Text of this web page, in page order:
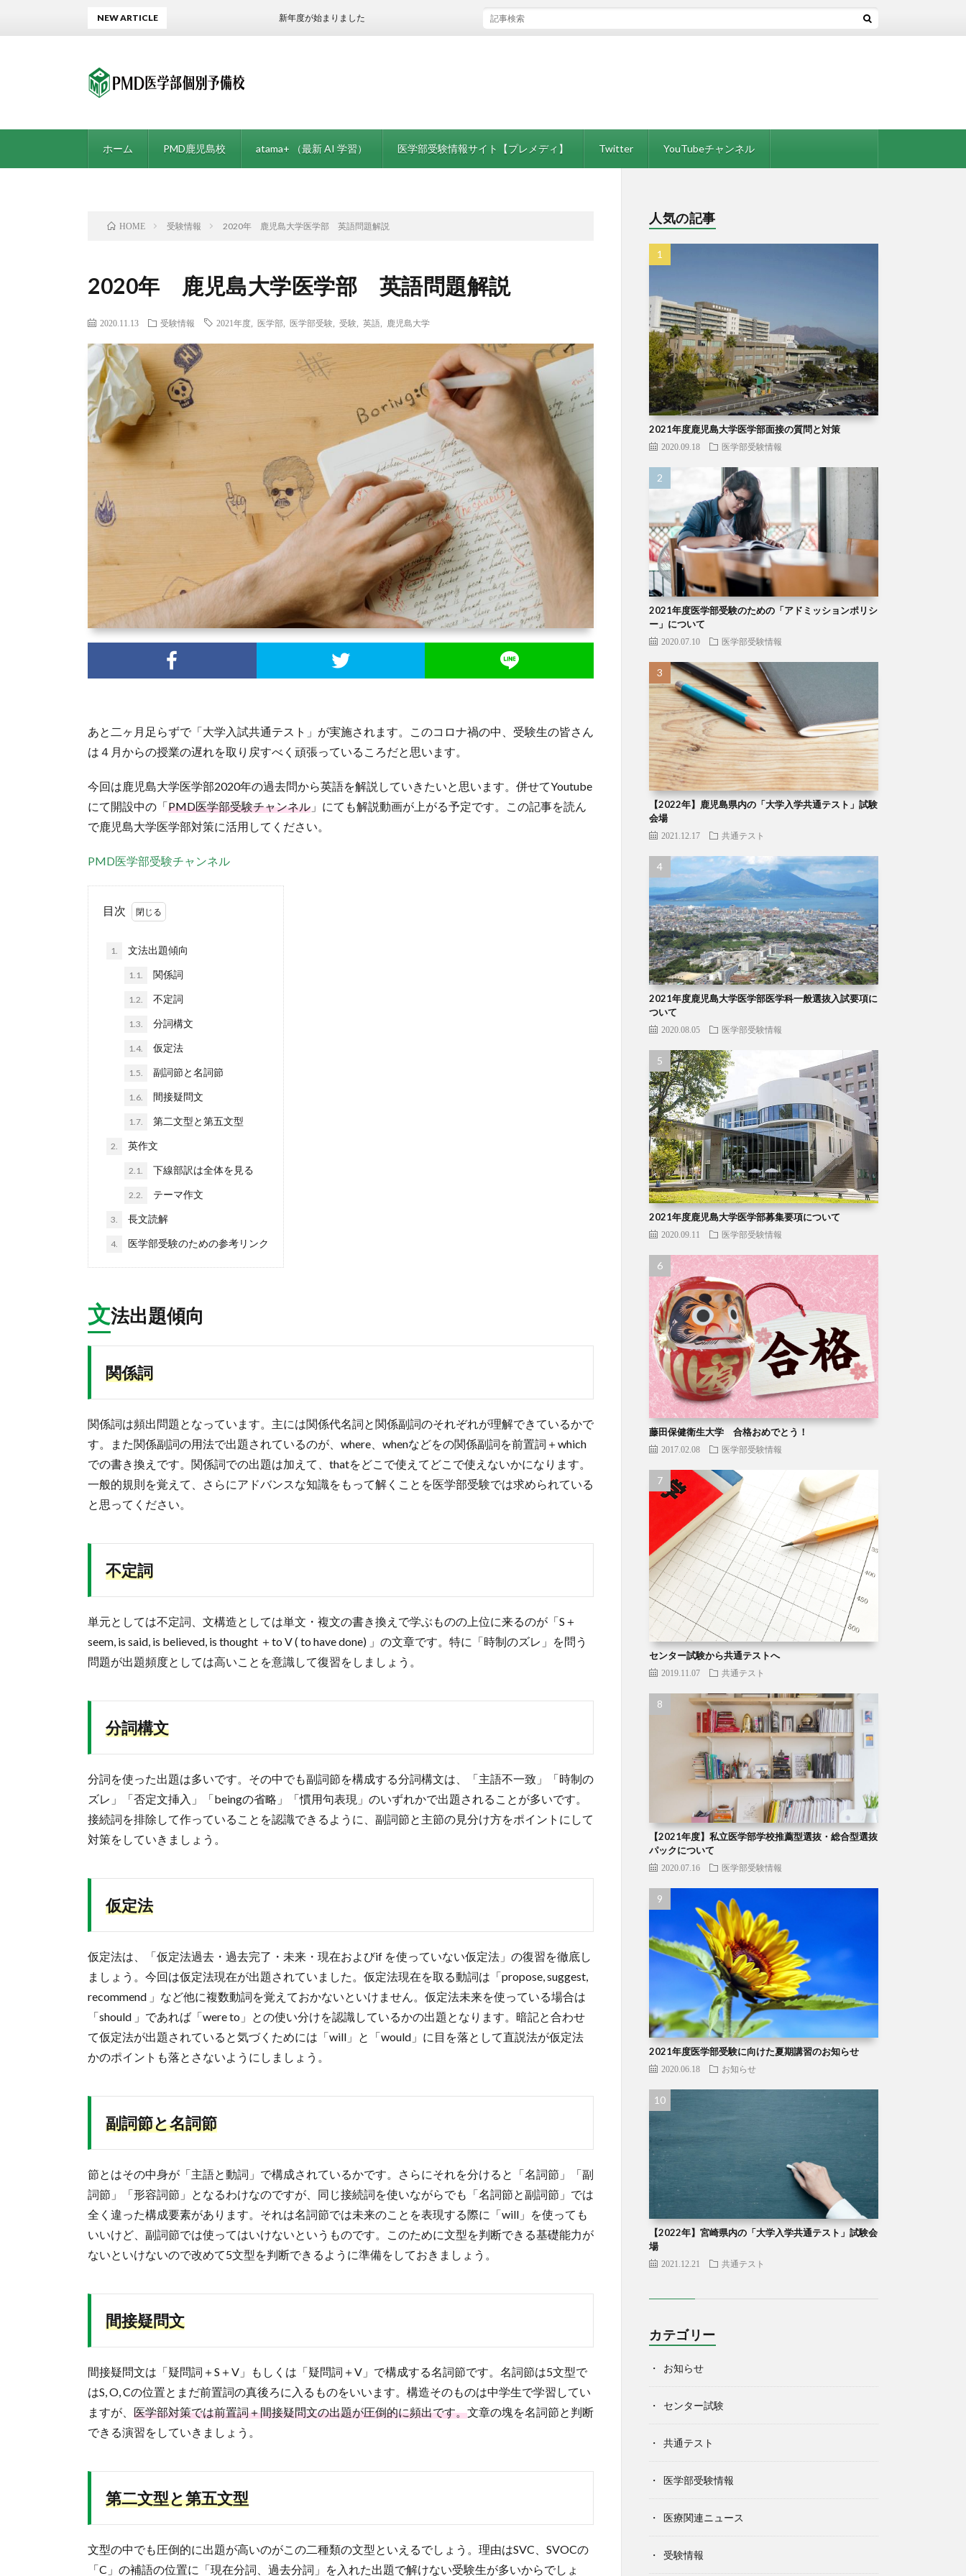
ホーム PMD鹿児島校 atama+ （最新 AI 学習） 医学部受験情報サイト【プレメディ】 Twitter YouTubeチャンネル
NEW ARTICLE 新年度が始まりました
HOME 受験情報 2020年 鹿児島大学医学部 英語問題解説
2020年 鹿児島大学医学部 英語問題解説
2020.11.13 受験情報 2021年度 医学部 医学部受験 受験 英語 鹿児島大学
あと二ヶ月足らずで「大学入試共通テスト」が実施されます。このコロナ禍の中、受験生の皆さん
は４月からの授業の遅れを取り戻すべく頑張っているころだと思います。
今回は鹿児島大学医学部2020年の過去問から英語を解説していきたいと思います。併せてYoutube
にて開設中の「PMD医学部受験チャンネル 」にても解説動画が上がる予定です。この記事を読ん
で鹿児島大学医学部対策に活用してください。
PMD医学部受験チャンネル
目次
1. 文法出題傾向
1.1. 関係詞
1.2. 不定詞
1.3. 分詞構文
1.4. 仮定法
1.5. 副詞節と名詞節
1.6. 間接疑問文
1.7. 第二文型と第五文型
2. 英作文
2.1. 下線部訳は全体を見る
2.2. テーマ作文
3. 長文読解
4. 医学部受験のための参考リンク
文法出題傾向
関係詞
関係詞は頻出問題となっています。主には関係代名詞と関係副詞のそれぞれが理解できているかで
す。また関係副詞の用法で出題されているのが、where、whenなどをの関係副詞を前置詞＋which
での書き換えです。関係詞での出題は加えて、thatをどこで使えてどこで使えないかになります。
一般的規則を覚えて、さらにアドバンスな知識をもって解くことを医学部受験では求められている
と思ってください。
不定詞
単元としては不定詞、文構造としては単文・複文の書き換えで学ぶものの上位に来るのが「S＋
seem, is said, is believed, is thought ＋to V ( to have done) 」の文章です。特に「時制のズレ」を問う
問題が出題頻度としては高いことを意識して復習をしましょう。
分詞構文
分詞を使った出題は多いです。その中でも副詞節を構成する分詞構文は、「主語不一致」「時制の
ズレ」「否定文挿入」「beingの省略」「慣用句表現」のいずれかで出題されることが多いです。
接続詞を排除して作っていることを認識できるように、副詞節と主節の見分け方をポイントにして
対策をしていきましょう。
仮定法
仮定法は、「仮定法過去・過去完了・未来・現在およびif を使っていない仮定法」の復習を徹底し
ましょう。今回は仮定法現在が出題されていました。仮定法現在を取る動詞は「propose, suggest,
recommend 」など他に複数動詞を覚えておかないといけません。仮定法未来を使っている場合は
「should 」であれば「were to」との使い分けを認識しているかの出題となります。暗記と合わせ
て仮定法が出題されていると気づくためには「will」と「would」に目を落として直説法が仮定法
かのポイントも落とさないようにしましょう。
副詞節と名詞節
節とはその中身が「主語と動詞」で構成されているかです。さらにそれを分けると「名詞節」「副
詞節」「形容詞節」となるわけなのですが、同じ接続詞を使いながらでも「名詞節と副詞節」では
全く違った構成要素があります。それは名詞節では未来のことを表現する際に「will」を使っても
いいけど、副詞節では使ってはいけないというものです。このために文型を判断できる基礎能力が
ないといけないので改めて5文型を判断できるように準備をしておきましょう。
間接疑問文
間接疑問文は「疑問詞＋S＋V」もしくは「疑問詞＋V」で構成する名詞節です。名詞節は5文型で
はS, O, Cの位置とまだ前置詞の真後ろに入るものをいいます。構造そのものは中学生で学習してい
ますが、 医学部対策では前置詞＋間接疑問文の出題が圧倒的に頻出です。文章の塊を名詞節と判断
できる演習をしていきましょう。
第二文型と第五文型
文型の中でも圧倒的に出題が高いのがこの二種類の文型といえるでしょう。理由はSVC、SVOCの
「C」の補語の位置に「現在分詞、過去分詞」を入れた出題で解けない受験生が多いからでしょ
人気の記事
2021年度鹿児島大学医学部面接の質問と対策
2020.09.18 医学部受験情報
2021年度医学部受験のための「アドミッションポリシ
ー」について
2020.07.10 医学部受験情報
【2022年】鹿児島県内の「大学入学共通テスト」試験
会場
2021.12.17 共通テスト
2021年度鹿児島大学医学部医学科一般選抜入試要項に
ついて
2020.08.05 医学部受験情報
2021年度鹿児島大学医学部募集要項について
2020.09.11 医学部受験情報
藤田保健衛生大学 合格おめでとう！
2017.02.08 医学部受験情報
センター試験から共通テストへ
2019.11.07 共通テスト
【2021年度】私立医学部学校推薦型選抜・総合型選抜
パックについて
2020.07.16 医学部受験情報
2021年度医学部受験に向けた夏期講習のお知らせ
2020.06.18 お知らせ
【2022年】宮崎県内の「大学入学共通テスト」試験会
場
2021.12.21 共通テスト
カテゴリー
お知らせ
センター試験
共通テスト
医学部受験情報
医療関連ニュース
受験情報